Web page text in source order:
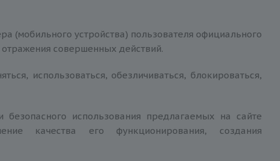
(мобильного устройства) пользователя официального
совершенных действий.
использоваться, обезличиваться, блокироваться,
использования предлагаемых на сайте
качества его функционирования, создания